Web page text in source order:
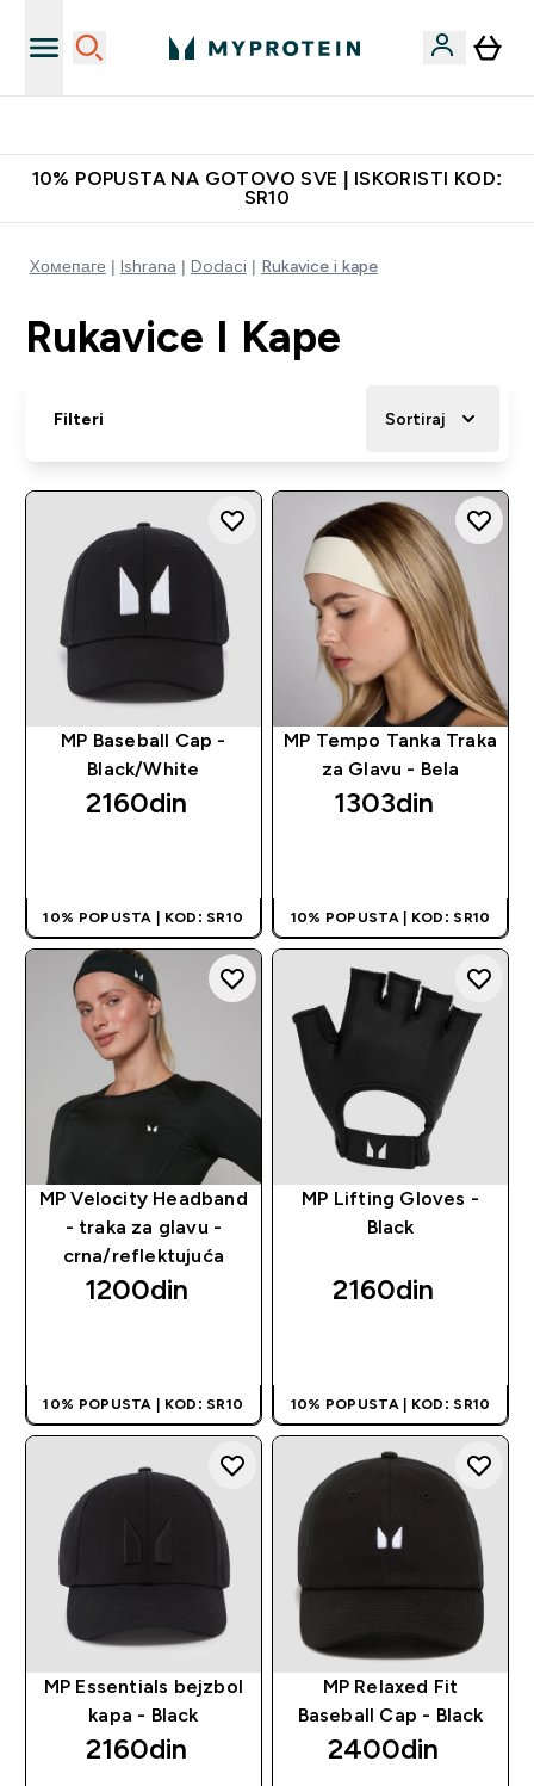
10% POPUSTA NA GOTOVO SVE | ISKORISTI KOD:
SR10
Xомепаге Ishrana Dodaci Rukavice i kape
Rukavice I Kape
Filteri Sortiraj
MP Baseball Cap -
Black/White
2160din‎
10% POPUSTA | KOD: SR10
MP Tempo Tanka Traka
za Glavu - Bela
1303din‎
10% POPUSTA | KOD: SR10
MP Velocity Headband
- traka za glavu -
crna/reflektujuća
1200din‎
10% POPUSTA | KOD: SR10
MP Lifting Gloves -
Black
2160din‎
10% POPUSTA | KOD: SR10
MP Essentials bejzbol
kapa - Black
2160din‎
MP Relaxed Fit
Baseball Cap - Black
2400din‎